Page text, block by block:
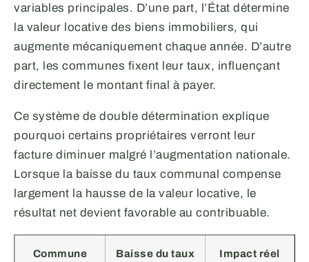
variables principales. D’une part, l’État détermine
la valeur locative des biens immobiliers, qui
augmente mécaniquement chaque année. D’autre
part, les communes fixent leur taux, influençant
directement le montant final à payer.
Ce système de double détermination explique
pourquoi certains propriétaires verront leur
facture diminuer malgré l’augmentation nationale.
Lorsque la baisse du taux communal compense
largement la hausse de la valeur locative, le
résultat net devient favorable au contribuable.
Commune
Baisse du taux
Impact réel